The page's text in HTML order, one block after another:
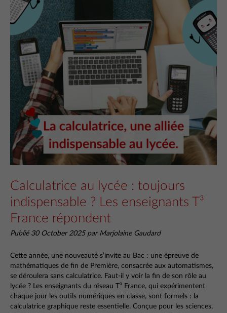
Calculatrice au lycée : toujours
indispensable ? Les enseignants T³
France répondent
Publié 30 October 2025 par Marjolaine Gaudard
Cette année, une nouveauté s’invite au Bac : une épreuve de
mathématiques de fin de Première, consacrée aux automatismes,
se déroulera sans calculatrice. Faut-il y voir la fin de son rô le au
lycée ? Les enseignants du réseau T³ France, qui expérimentent
chaque jour les outils numériques en classe, sont formels : la
calculatrice graphique reste essentielle. Conçue pour les sciences,